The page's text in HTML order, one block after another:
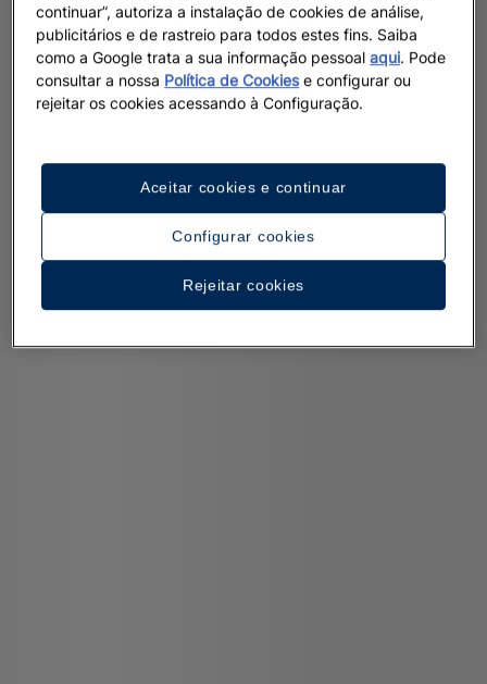
continuar”, autoriza a instalação de cookies de análise,
publicitários e de rastreio para todos estes fins. Saiba
como a Google trata a sua informação pessoalaqui. Pode
consultar a nossa Política de Cookiese configurar ou
rejeitar os cookies acessando à Configuração.
Configurar cookies
Rejeitar cookies
Aceitar cookies e continuar